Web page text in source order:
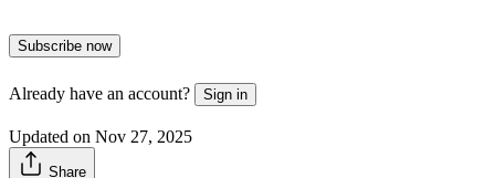
Subscribe now
Already have an account? Sign in
Updated on Nov 27, 2025
Share